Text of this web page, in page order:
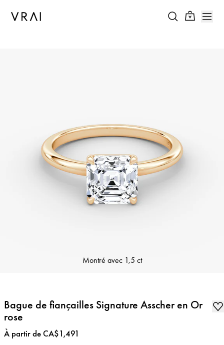
Montré avec 1,5 ct
Bague de fiançailles Signature Asscher en Or
rose
Prix:
À partir de CA$1,491